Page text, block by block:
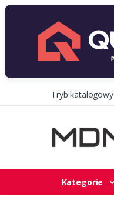
Tryb katalogowy
Kategorie